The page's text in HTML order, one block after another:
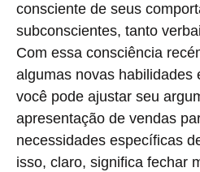
consciente de seus
subconscientes, tanto
Com essa consciência
algumas novas habilidades
você pode ajustar seu
apresentação de vendas
necessidades específicas
isso, claro, significa fechar